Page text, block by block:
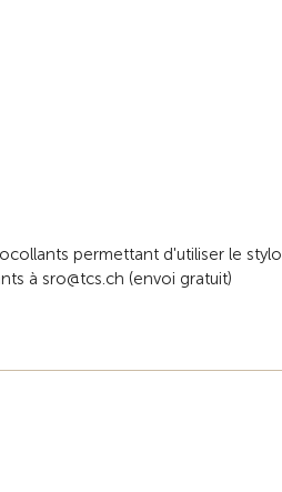
permettant d'utiliser le stylo
à sro@tcs.ch (envoi gratuit)